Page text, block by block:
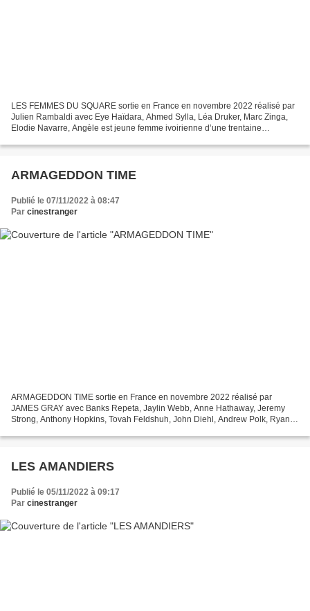
LES FEMMES DU SQUARE sortie en France en novembre 2022 réalisé par
Julien Rambaldi avec Eye Haïdara, Ahmed Sylla, Léa Druker, Marc Zinga,
Elodie Navarre, Angèle est jeune femme ivoirienne d’une trentaine
ARMAGEDDON TIME
Publié le 07/11/2022 à 08:47
Par cinestranger
ARMAGEDDON TIME sortie en France en novembre 2022 réalisé par
JAMES GRAY avec Banks Repeta, Jaylin Webb, Anne Hathaway, Jeremy
Strong, Anthony Hopkins, Tovah Feldshuh, John Diehl, Andrew Polk, Ryan
LES AMANDIERS
Publié le 05/11/2022 à 09:17
Par cinestranger